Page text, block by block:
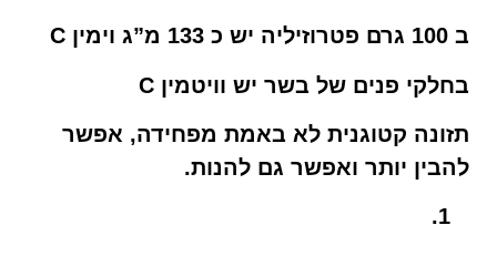
ב 100 גרם פטרוזיליה יש כ 133 מ”ג וימין C
בחלקי פנים של בשר יש וויטמין C
תזונה קטוגנית לא באמת מפחידה, אפשר
להבין יותר ואפשר גם להנות.